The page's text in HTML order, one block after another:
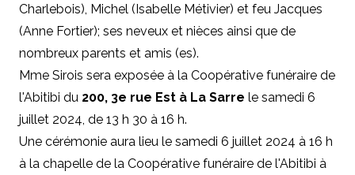
Charlebois), Michel (Isabelle Métivier) et feu Jacques
(Anne Fortier); ses neveux et nièces ainsi que de
nombreux parents et amis (es).
Mme Sirois sera exposée à la Coopérative funéraire de
l'Abitibi du 200, 3e rue Est à La Sarre le samedi 6
juillet 2024, de 13 h 30 à 16 h.
Une cérémonie aura lieu le samedi 6 juillet 2024 à 16 h
à la chapelle de la Coopérative funéraire de l'Abitibi à